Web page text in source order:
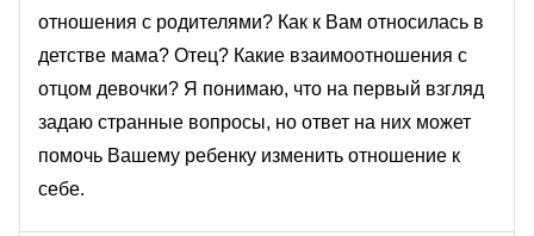
отношения с родителями? Как к Вам относилась в
детстве мама? Отец? Какие взаимоотношения с
отцом девочки? Я понимаю, что на первый взгляд
задаю странные вопросы, но ответ на них может
помочь Вашему ребенку изменить отношение к
себе.